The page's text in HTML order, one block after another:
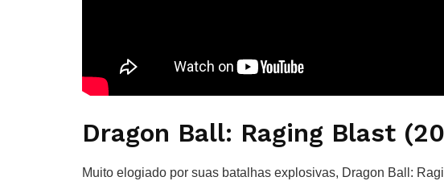
Dragon Ball: Raging Blast
Muito elogiado por suas batalhas explosivas, Dragon Ball: